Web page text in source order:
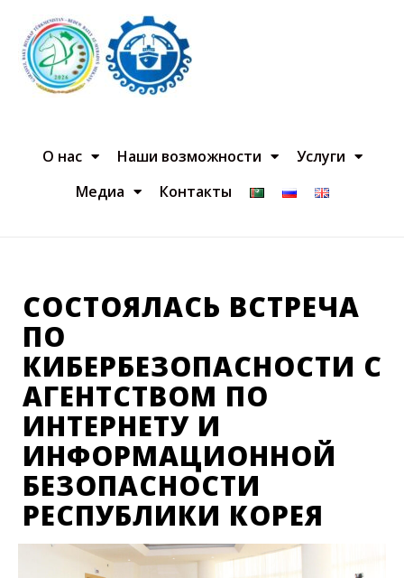
О нас Наши возможности
Услуги
Медиа
Контакты
СОСТОЯЛАСЬ ВСТРЕЧА
ПО
КИБЕРБЕЗОПАСНОСТИ С
АГЕНТСТВОМ ПО
ИНТЕРНЕТУ И
ИНФОРМАЦИОННОЙ
БЕЗОПАСНОСТИ
РЕСПУБЛИКИ КОРЕЯ